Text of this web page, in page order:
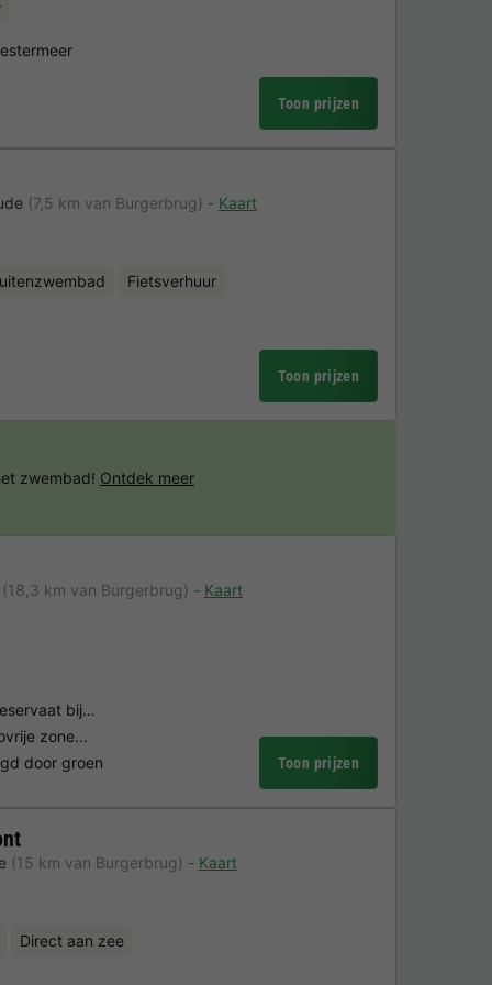
Toon prijzen
(7,5 km van Burgerbrug)
Kaart
Fietsverhuur
Toon prijzen
(18,3 km van Burgerbrug)
Kaart
bij…
zone…
door groen
Toon prijzen
(15 km van Burgerbrug)
Kaart
Direct aan zee
zwembad! Ontdek meer